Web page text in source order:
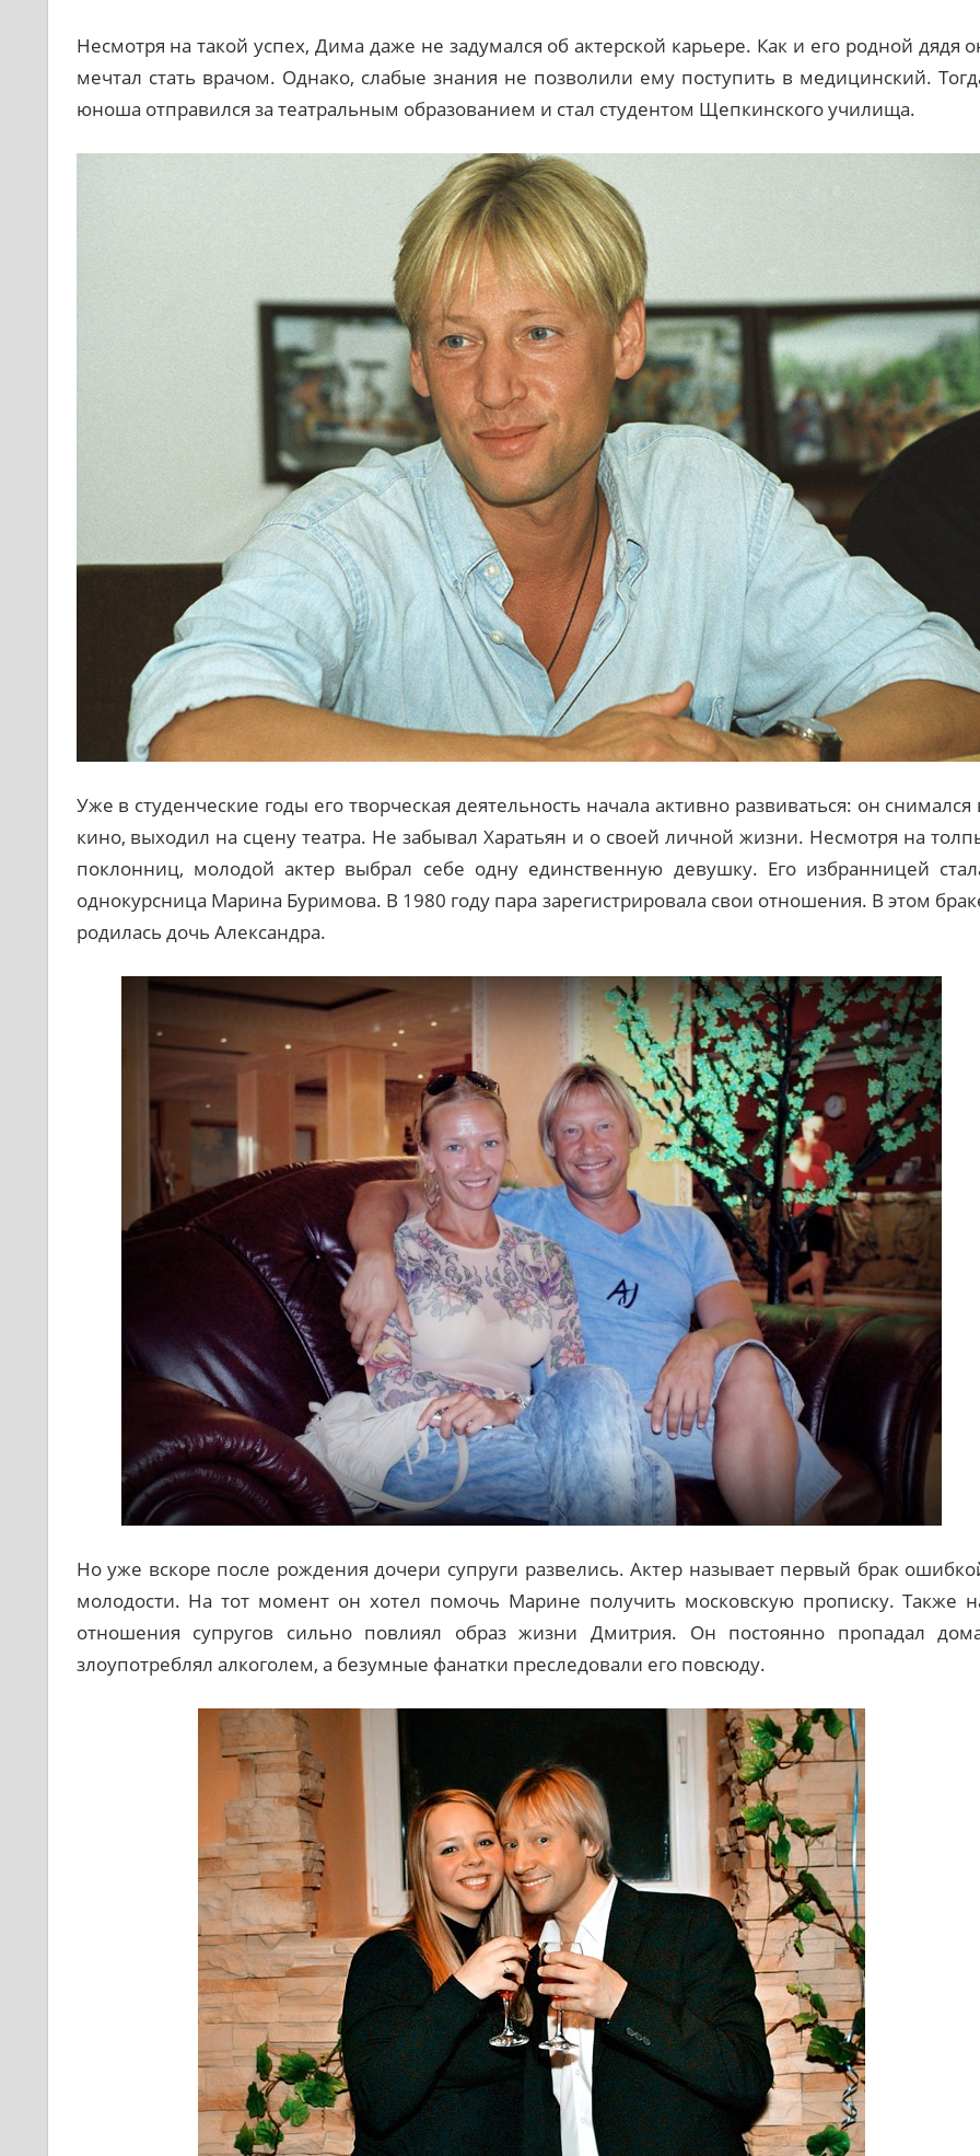
Несмотря на такой успех, Дима даже не задумался об актерской карьере. Как и его родной дядя
мечтал стать врачом. Однако, слабые знания не позволили ему поступить в медицинский.
юноша отправился за театральным образованием и стал студентом Щепкинского училища.
Уже в студенческие годы его творческая деятельность начала активно развиваться: он снимался
кино, выходил на сцену театра. Не забывал Харатьян и о своей личной жизни. Несмотря на
поклонниц, молодой актер выбрал себе одну единственную девушку. Его избранницей
однокурсница Марина Буримова. В 1980 году пара зарегистрировала свои отношения. В этом
родилась дочь Александра.
Но уже вскоре после рождения дочери супруги развелись. Актер называет первый брак
молодости. На тот момент он хотел помочь Марине получить московскую прописку. Также
отношения супругов сильно повлиял образ жизни Дмитрия. Он постоянно пропадал
злоупотреблял алкоголем, а безумные фанатки преследовали его повсюду.